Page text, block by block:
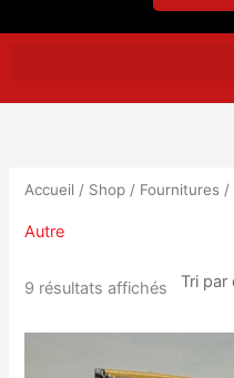
Accueil / Shop / Fournitures /
Autre
9 résultats affichés